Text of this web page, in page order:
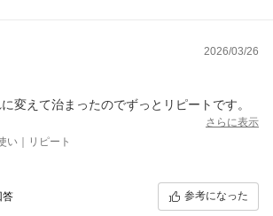
2026/03/26
変えて治まったのでずっとリピートです。
さらに表示
い｜リピート
答 参考になった